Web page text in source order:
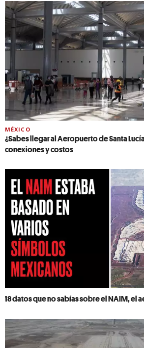
MÉXICO
¿Sabes llegar al Aeropuerto de Santa
conexiones y costos
18 datos que no sabías sobre el NAIM, el